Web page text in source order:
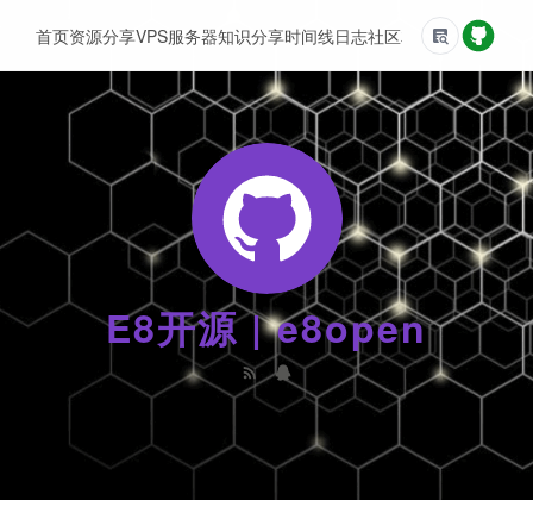
E8开源 | e8open
首页资源分享VPS服务器知识分享时间线日志社区友情链接